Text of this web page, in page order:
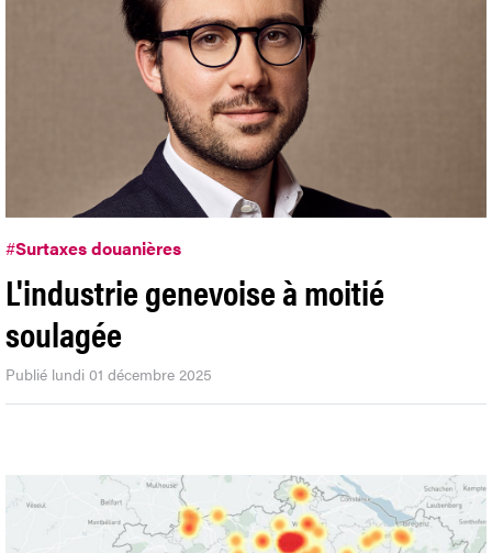
#Surtaxes douanières
L'industrie genevoise à moitié
soulagée
Publié lundi 01 décembre 2025